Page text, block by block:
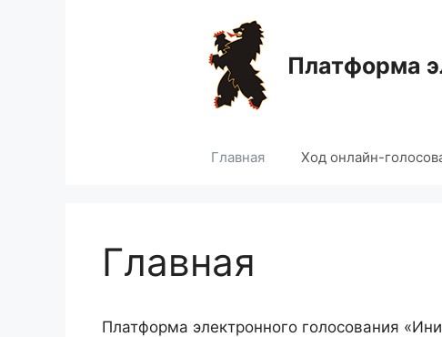
Платформа
Главная Ход онлайн-
Главная
Платформа электронного голосования